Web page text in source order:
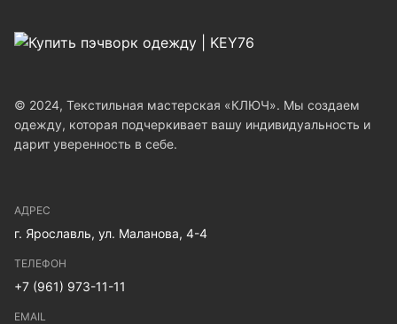
© 2024, Текстильная мастерская «КЛЮЧ». Мы создаем
одежду, которая подчеркивает вашу индивидуальность и
дарит уверенность в себе.
АДРЕС
г. Ярославль, ул. Маланова, 4-4
ТЕЛЕФОН
+7 (961) 973-11-11
EMAIL